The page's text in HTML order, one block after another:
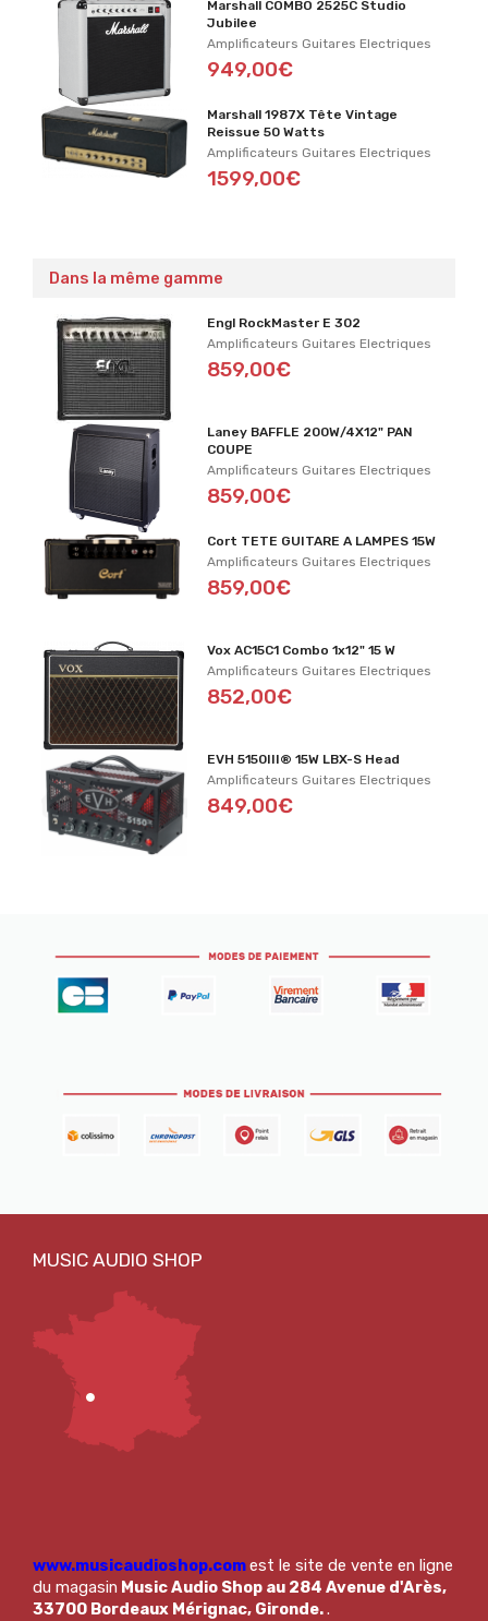
Marshall COMBO 2525C Studio
Jubilee
Amplificateurs Guitares Electriques
949,00€
Marshall 1987X Tête Vintage
Reissue 50 Watts
Amplificateurs Guitares Electriques
1599,00€
Dans la même gamme
Engl RockMaster E 302
Amplificateurs Guitares Electriques
859,00€
Laney BAFFLE 200W/4X12" PAN
COUPE
Amplificateurs Guitares Electriques
859,00€
Cort TETE GUITARE A LAMPES 15W
Amplificateurs Guitares Electriques
859,00€
Vox AC15C1 Combo 1x12" 15 W
Amplificateurs Guitares Electriques
852,00€
EVH 5150III® 15W LBX-S Head
Amplificateurs Guitares Electriques
849,00€
www.musicaudioshop.comest le site de vente en ligne
du magasin Music Audio Shop au 284 Avenue d'Arès,
33700 Bordeaux Mérignac, Gironde..